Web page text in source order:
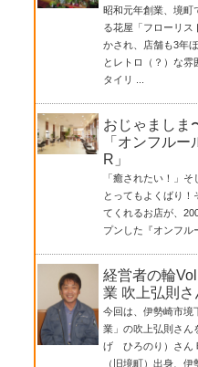
昭和元年創業、境町
る花屋「フローリス
かされ、店舗も3年
とレトロ（？）な雰
タイリ ...
おじゃましま
「オンフル
R」
「癒されたい！」
とってもよくばり！
てくれるお店が、
プンした『オンフル
経営者の輪
業 吹上弘則
今回は、伊勢崎市境
業」の吹上弘則さ
げ ひろのり）さん
（旧境町）出身、